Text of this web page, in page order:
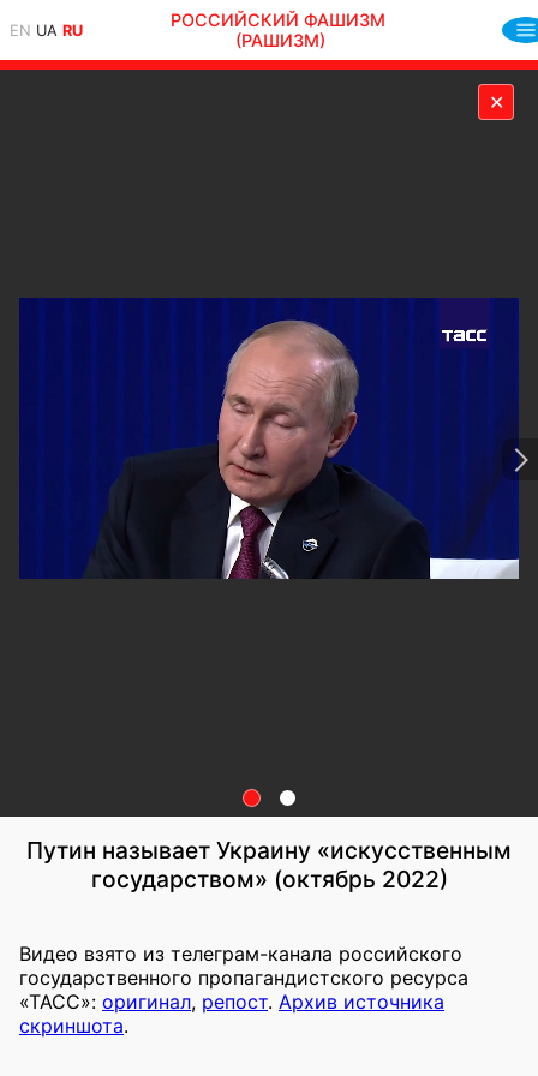
EN UA RU
РОССИЙСКИЙ ФАШИЗМ
(РАШИЗМ)
✕
Путин называет Украину «искусственным
государством» (октябрь 2022)
Видео взято из телеграм-канала российского
государственного пропагандистского ресурса
«ТАСС»: оригинал, репост. Архив источника
скриншота.